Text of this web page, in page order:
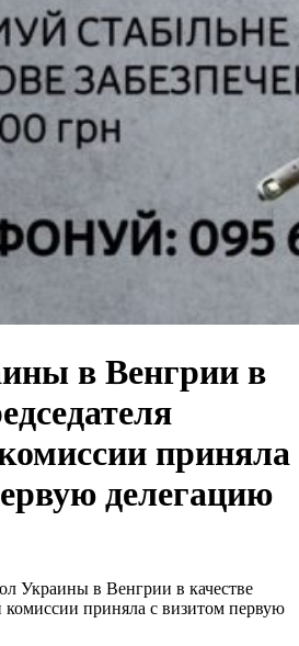
в Венгрии в
приняла
делегацию
Украины в Венгрии в качестве
комиссии приняла с визитом первую